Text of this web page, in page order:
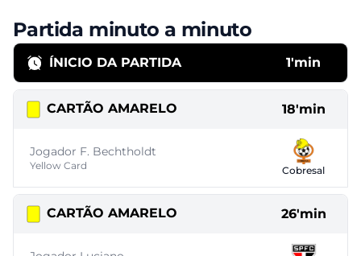
Partida minuto a minuto
ÍNICIO DA PARTIDA 1'min
CARTÃO AMARELO 18'min
Jogador F. Bechtholdt
Yellow Card Cobresal
CARTÃO AMARELO 26'min